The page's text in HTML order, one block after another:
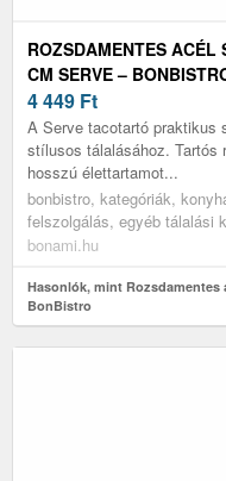
ROZSDAMENTES ACÉL
CM SERVE –
4 449 Ft
A Serve tacotartó praktikus
stílusos tálalásához. Tartós
hosszú élettartamot...
bonbistro, kategóriák,
felszolgálás, egyéb tálalási
bonami.hu
Hasonlók, mint Rozsdamentes
BonBistro